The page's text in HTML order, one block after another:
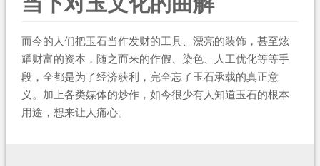
而今的人们把玉石当作发财的工具、漂亮的装饰，甚至炫
耀财富的资本，随之而来的作假、染色、人工优化等等手
段，全都是为了经济获利，完全忘了玉石承载的真正意
义。加上各类媒体的炒作，如今很少有人知道玉石的根本
用途，想来让人痛心。